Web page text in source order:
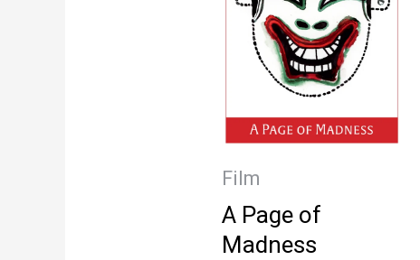
Film
A Page of
Madness